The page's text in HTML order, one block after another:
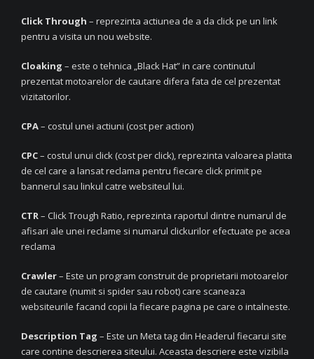
Click Through – reprezinta actiunea de a da click pe un link
pentru a visita un nou website.
Cloaking – este o tehnica „Black Hat” in care continutul
prezentat motoarelor de cautare difera fata de cel prezentat
vizitatorilor.
CPA– costul unei actiuni (cost per action)
CPC– costul unui click (cost per click), reprezinta valoarea platita
de cel care a lansat reclama pentru fiecare click primit pe
bannerul sau linkul catre websiteul lui.
CTR– Click Trough Ratio, reprezinta raportul dintre numarul de
afisari ale unei reclame si numarul clickurilor efectuate pe acea
reclama
Crawler– Este un program construit de proprietarii motoarelor
de cautare (numit si spider sau robot) care scaneaza
websiteurile facand copii la fiecare pagina pe care o intalneste.
Description Tag – Este un Meta tag din Headerul fiecarui site
care contine descrierea siteului. Aceasta descriere este vizibila